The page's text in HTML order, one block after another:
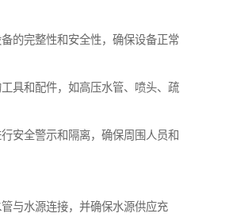
的完整性和安全性，确保设备正常
具和配件，如高压水管、喷头、疏
安全警示和隔离，确保周围人员和
与水源连接，并确保水源供应充